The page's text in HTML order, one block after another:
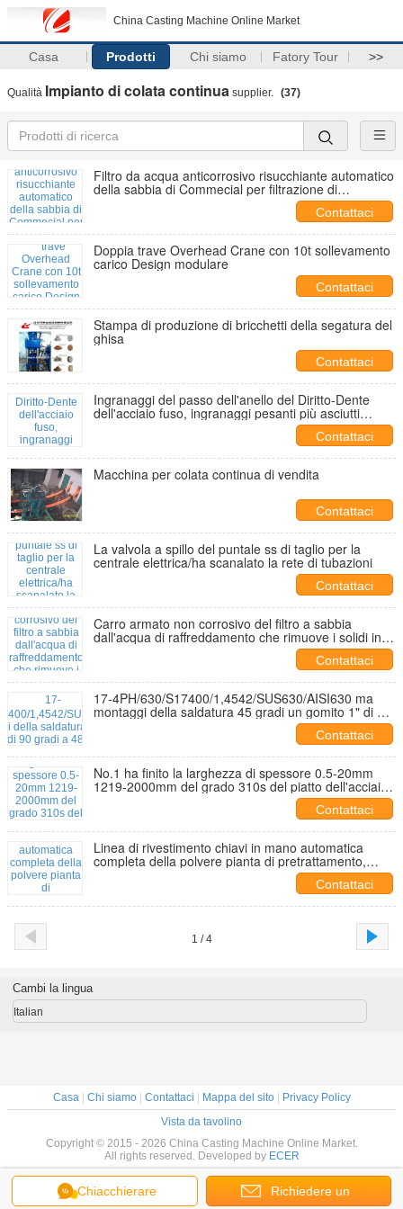
China Casting Machine Online Market
Casa Prodotti Chi siamo Fatory Tour >>
Qualità Impianto di colata continua supplier. (37)
Filtro da acqua anticorrosivo risucchiante automatico
della sabbia di Commecial per filtrazione di
Contattaci
Doppia trave Overhead Crane con 10t sollevamento
carico Design modulare
Contattaci
Stampa di produzione di bricchetti della segatura del
ghisa
Contattaci
Ingranaggi del passo dell'anello del Diritto-Dente
dell'acciaio fuso, ingranaggi pesanti più asciutti
Contattaci
Macchina per colata continua di vendita
Contattaci
La valvola a spillo del puntale ss di taglio per la
centrale elettrica/ha scanalato la rete di tubazioni
Contattaci
Carro armato non corrosivo del filtro a sabbia
dall'acqua di raffreddamento che rimuove i solidi in
Contattaci
17-4PH/630/S17400/1,4542/SUS630/AISI630 ma
montaggi della saldatura 45 gradi un gomito 1" di 90
Contattaci
No.1 ha finito la larghezza di spessore 0.5-20mm
1219-2000mm del grado 310s del piatto dell'acciaio
Contattaci
Linea di rivestimento chiavi in mano automatica
completa della polvere pianta di pretrattamento,
Contattaci
1 / 4
Chiacchierare Richiedere un
Cambi la lingua
Italian
Casa| Chi siamo| Contattaci Mappa del sito|
Privacy Policy
Vista da tavolino
Copyright © 2015 - 2026 China Casting Machine Online Market.
All rights reserved. Developed by ECER